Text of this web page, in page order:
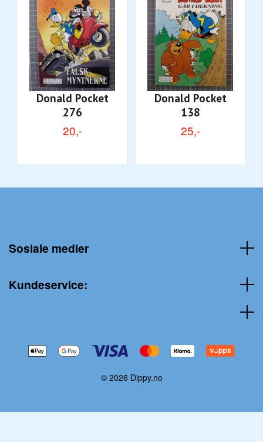
Donald Pocket
276
20,-
Donald Pocket
138
25,-
Sosiale medier
Kundeservice:
© 2026 Dippy.no